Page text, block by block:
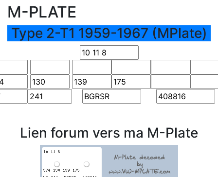
M-PLATE
Type 2-T1 1959-1967 (MPlate)
Lien forum vers ma M-Plate